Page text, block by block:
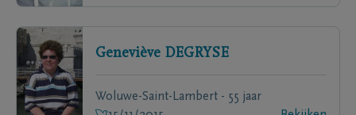
Geneviève DEGRYSE
Woluwe-Saint-Lambert - 55 jaar